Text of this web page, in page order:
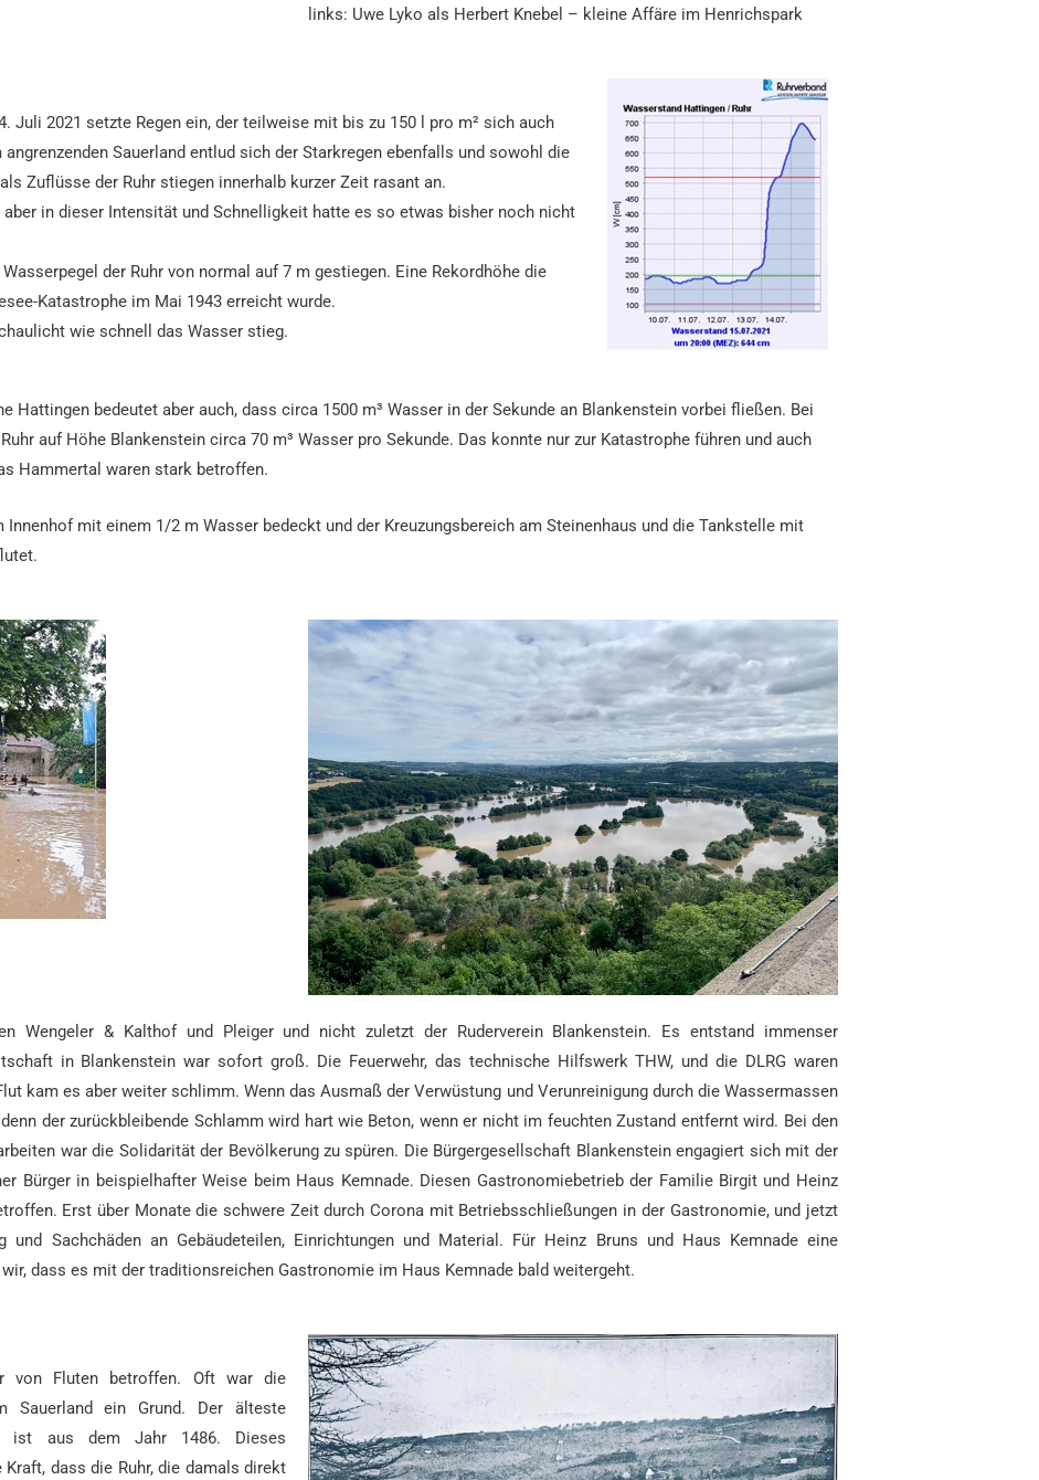
links: Uwe Lyko als Herbert Knebel – kleine Affäre im Henrichspark
Juli 2021 setzte Regen ein, der teilweise mit bis zu 150 l pro m² sich auch
Sauerland entlud sich der Starkregen ebenfalls und sowohl die
Zuflüsse der Ruhr stiegen innerhalb kurzer Zeit rasant an.
in dieser Intensität und Schnelligkeit hatte es so etwas bisher noch nicht
der Ruhr von normal auf 7 m gestiegen. Eine Rekordhöhe die
Katastrophe im Mai 1943 erreicht wurde.
wie schnell das Wasser stieg.
Hattingen bedeutet aber auch, dass circa 1500 m³ Wasser in der Sekunde an Blankenstein vorbei fließen. Bei
auf Höhe Blankenstein circa 70 m³ Wasser pro Sekunde. Das konnte nur zur Katastrophe führen und auch
Hammertal waren stark betroffen.
Innenhof mit einem 1/2 m Wasser bedeckt und der Kreuzungsbereich am Steinenhaus und die Tankstelle mit
Wengeler & Kalthof und Pleiger und nicht zuletzt der Ruderverein Blankenstein. Es entstand immenser
in Blankenstein war sofort groß. Die Feuerwehr, das technische Hilfswerk THW, und die DLRG waren
kam es aber weiter schlimm. Wenn das Ausmaß der Verwüstung und Verunreinigung durch die Wassermassen
der zurückbleibende Schlamm wird hart wie Beton, wenn er nicht im feuchten Zustand entfernt wird. Bei den
war die Solidarität der Bevölkerung zu spüren. Die Bürgergesellschaft Blankenstein engagiert sich mit der
Bürger in beispielhafter Weise beim Haus Kemnade. Diesen Gastronomiebetrieb der Familie Birgit und Heinz
Erst über Monate die schwere Zeit durch Corona mit Betriebsschließungen in der Gastronomie, und jetzt
Sachchäden an Gebäudeteilen, Einrichtungen und Material. Für Heinz Bruns und Haus Kemnade eine
dass es mit der traditionsreichen Gastronomie im Haus Kemnade bald weitergeht.
von Fluten betroffen. Oft war die
Sauerland ein Grund. Der älteste
ist aus dem Jahr 1486. Dieses
dass die Ruhr, die damals direkt